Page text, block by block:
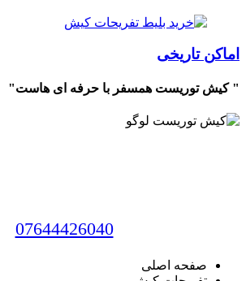
اماکن تاریخی
" کیش توریست همسفر با حرفه ای هاست"
07644426040
صفحه اصلی